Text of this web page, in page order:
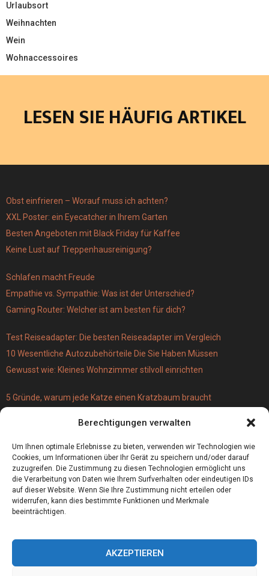
Berechtigungen verwalten
Um Ihnen optimale Erlebnisse zu bieten, verwenden wir Technologien wie
Cookies, um Informationen über Ihr Gerät zu speichern und/oder darauf
zuzugreifen. Die Zustimmung zu diesen Technologien ermöglicht uns
die Verarbeitung von Daten wie Ihrem Surfverhalten oder eindeutigen IDs
auf dieser Website. Wenn Sie Ihre Zustimmung nicht erteilen oder
widerrufen, kann dies bestimmte Funktionen und Merkmale
beeinträchtigen.
AKZEPTIEREN
Urlaubsort
Weihnachten
Wein
Wohnaccessoires
LESEN SIE HÄUFIG ARTIKEL
Obst einfrieren – Worauf muss ich achten?
XXL Poster: ein Eyecatcher in Ihrem Garten
Besten Angeboten mit Black Friday für Kaffee
Keine Lust auf Treppenhausreinigung?
Schlafen macht Freude
Empathie vs. Sympathie: Was ist der Unterschied?
Gaming Router: Welcher ist am besten für dich?
Test Reiseadapter: Die besten Reiseadapter im Vergleich
10 Wesentliche Autozubehörteile Die Sie Haben Müssen
Gewusst wie: Kleines Wohnzimmer stilvoll einrichten
5 Gründe, warum jede Katze einen Kratzbaum braucht
Bestecktaschen bedrucken